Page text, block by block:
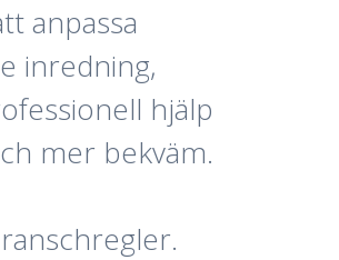
anpassa
inredning,
hjälp
mer bekväm.